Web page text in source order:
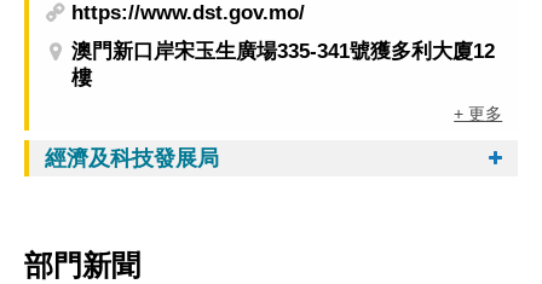
https://www.dst.gov.mo/
澳門新口岸宋玉生廣場335-341號獲多利大廈12
樓
+ 更多
經濟及科技發展局
部門新聞